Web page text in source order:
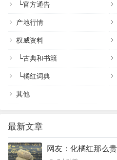
└官方通告
产地行情
权威资料
└古典和书籍
└橘红词典
其他
最新文章